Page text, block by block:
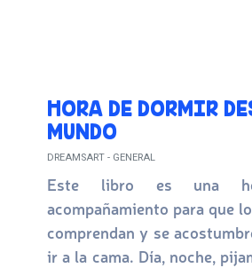
HORA DE DORMIR
MUNDO
DREAMSART - GENERAL
Este libro es una
acompañamiento para que
comprendan y se
ir a la cama. Día, noche,